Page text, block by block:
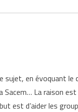
sujet, en évoquant
La raison
est d’aider les